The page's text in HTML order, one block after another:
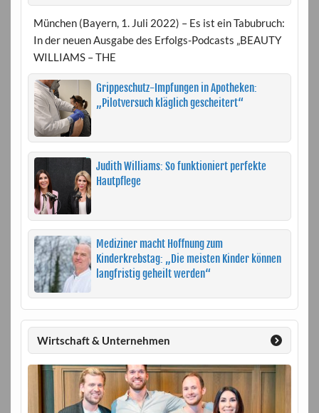
München (Bayern, 1. Juli 2022) – Es ist ein Tabubruch:
In der neuen Ausgabe des Erfolgs-Podcasts „BEAUTY
WILLIAMS – THE
Grippeschutz-Impfungen in Apotheken:
„Pilotversuch kläglich gescheitert“
Judith Williams: So funktioniert perfekte
Hautpflege
Mediziner macht Hoffnung zum
Kinderkrebstag: „Die meisten Kinder können
langfristig geheilt werden“
Wirtschaft & Unternehmen